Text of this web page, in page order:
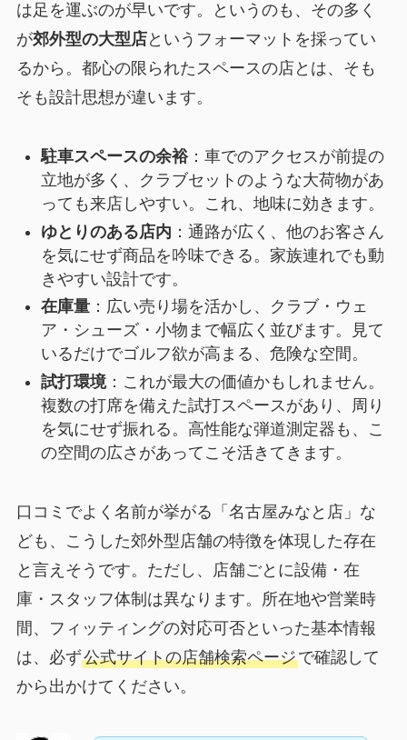
は足を運ぶのが早いです。というのも、その多く
が郊外型の大型店というフォーマットを採ってい
るから。都心の限られたスペースの店とは、そも
そも設計思想が違います。
駐車スペースの余裕：車でのアクセスが前提の
立地が多く、クラブセットのような大荷物があ
っても来店しやすい。これ、地味に効きます。
ゆとりのある店内 ：通路が広く、他のお客さん
を気にせず商品を吟味できる。家族連れでも動
きやすい設計です。
在庫量：広い売り場を活かし、クラブ・ウェ
ア・シューズ・小物まで幅広く並びます。見て
いるだけでゴルフ欲が高まる、危険な空間。
試打環境：これが最大の価値かもしれません。
複数の打席を備えた試打スペースがあり、周り
を気にせず振れる。高性能な弾道測定器も、こ
の空間の広さがあってこそ活きてきます。
口コミでよく名前が挙がる「名古屋みなと店」な
ども、こうした郊外型店舗の特徴を体現した存在
と言えそうです。ただし、店舗ごとに設備・在
庫・スタッフ体制は異なります。所在地や営業時
間、フィッティングの対応可否といった基本情報
は、必ず公式サイトの店舗検索ページで確認して
から出かけてください。